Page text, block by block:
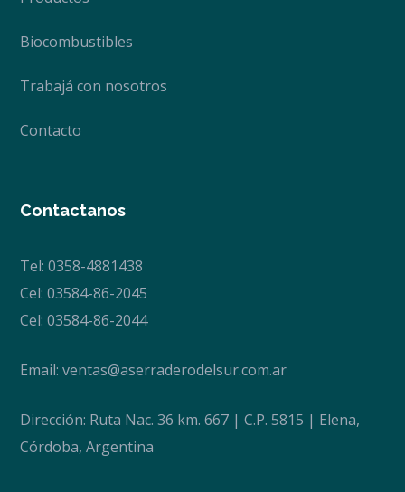
Biocombustibles
Trabajá con nosotros
Contacto
Contactanos
Tel: 0358-4881438
Cel: 03584-86-2045
Cel: 03584-86-2044
Email:ventas@aserraderodelsur.com.ar
Dirección: Ruta Nac. 36 km. 667 | C.P. 5815 | Elena,
Córdoba, Argentina